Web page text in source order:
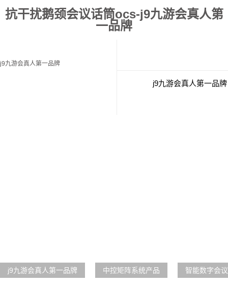
抗干扰鹅颈会议话筒ocs-j9九游会真人第
一品牌
j9九游会真人第一品牌
j9九游会真人第一品牌
j9九游会真人第一品牌 中控矩阵系统产品 智能数字会